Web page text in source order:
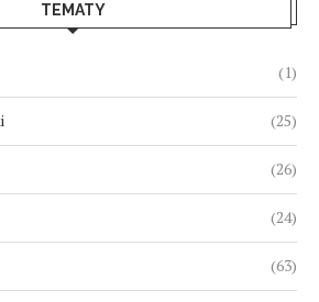
TEMATY
(1)
(25)
(26)
(24)
(63)